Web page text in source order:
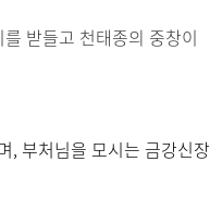
받들고 천태종의 중창이
, 부처님을 모시는 금강신장